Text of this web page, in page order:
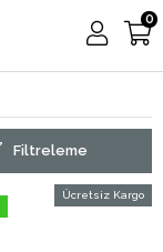
0
Filtreleme
Ücretsiz Kargo